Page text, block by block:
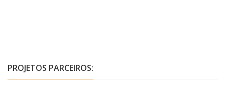
PROJETOS PARCEIROS: